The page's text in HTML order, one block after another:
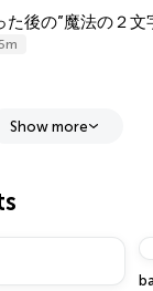
後の”魔法の２文
Show more